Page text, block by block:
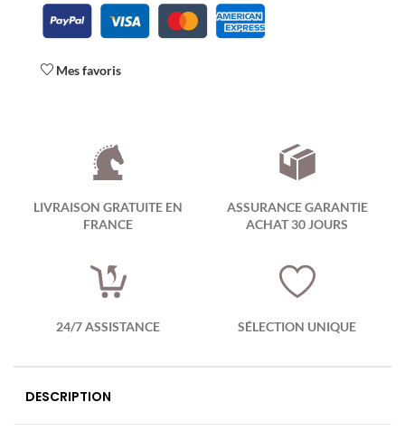
Mes favoris
LIVRAISON GRATUITE EN
FRANCE
ASSURANCE GARANTIE
ACHAT 30 JOURS
24/7 ASSISTANCE SÉLECTION UNIQUE
DESCRIPTION